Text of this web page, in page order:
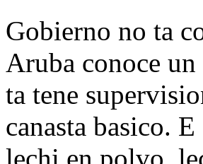
Gobierno no ta
Aruba conoce
ta tene
canasta basico. E